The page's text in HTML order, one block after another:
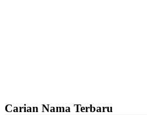
Carian Nama Terbaru